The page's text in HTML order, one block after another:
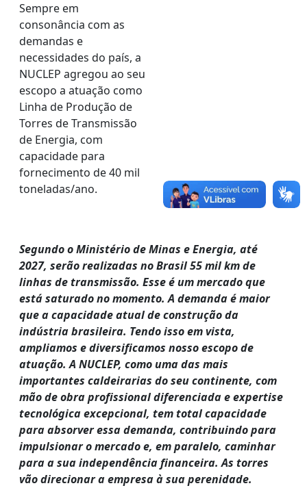
Sempre em
consonância com as
demandas e
necessidades do país, a
NUCLEP agregou ao seu
escopo a atuação como
Linha de Produção de
Torres de Transmissão
de Energia, com
capacidade para
fornecimento de 40 mil
toneladas/ano.
Segundo o Ministério de Minas e Energia, até
2027, serão realizadas no Brasil 55 mil km de
linhas de transmissão. Esse é um mercado que
está saturado no momento. A demanda é maior
que a capacidade atual de construção da
indústria brasileira. Tendo isso em vista,
ampliamos e diversificamos nosso escopo de
atuação. A NUCLEP, como uma das mais
importantes caldeirarias do seu continente, com
mão de obra profissional diferenciada e expertise
tecnológica excepcional, tem total capacidade
para absorver essa demanda, contribuindo para
impulsionar o mercado e, em paralelo, caminhar
para a sua independência financeira. As torres
vão direcionar a empresa à sua perenidade.